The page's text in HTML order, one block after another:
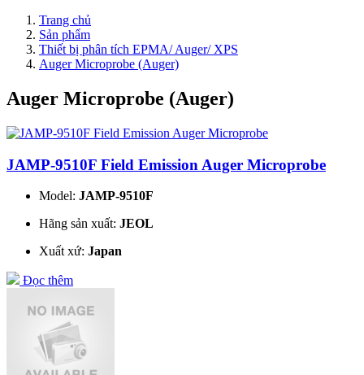
Trang chủ
Sản phẩm
Thiết bị phân tích EPMA/ Auger/ XPS
Auger Microprobe (Auger)
Auger Microprobe (Auger)
JAMP-9510F Field Emission Auger Microprobe
Model: JAMP-9510F
Hãng sản xuất: JEOL
Xuất xứ: Japan
Đọc thêm